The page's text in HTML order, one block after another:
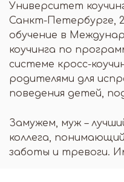
Университет
Санкт-Петербурге,
обучение в
коучинга по
системе кросс-
родителями для
поведения детей,
Замужем, муж –
коллега,
заботы и тревоги.